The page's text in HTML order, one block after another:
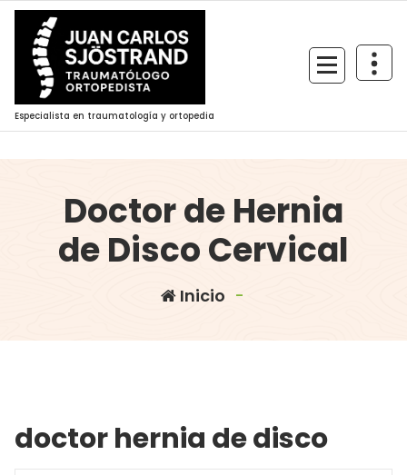
Saltar
contenido
Especialista en traumatología y ortopedia
Doctor de Hernia
de Disco Cervical
Inicio -
doctor hernia de disco